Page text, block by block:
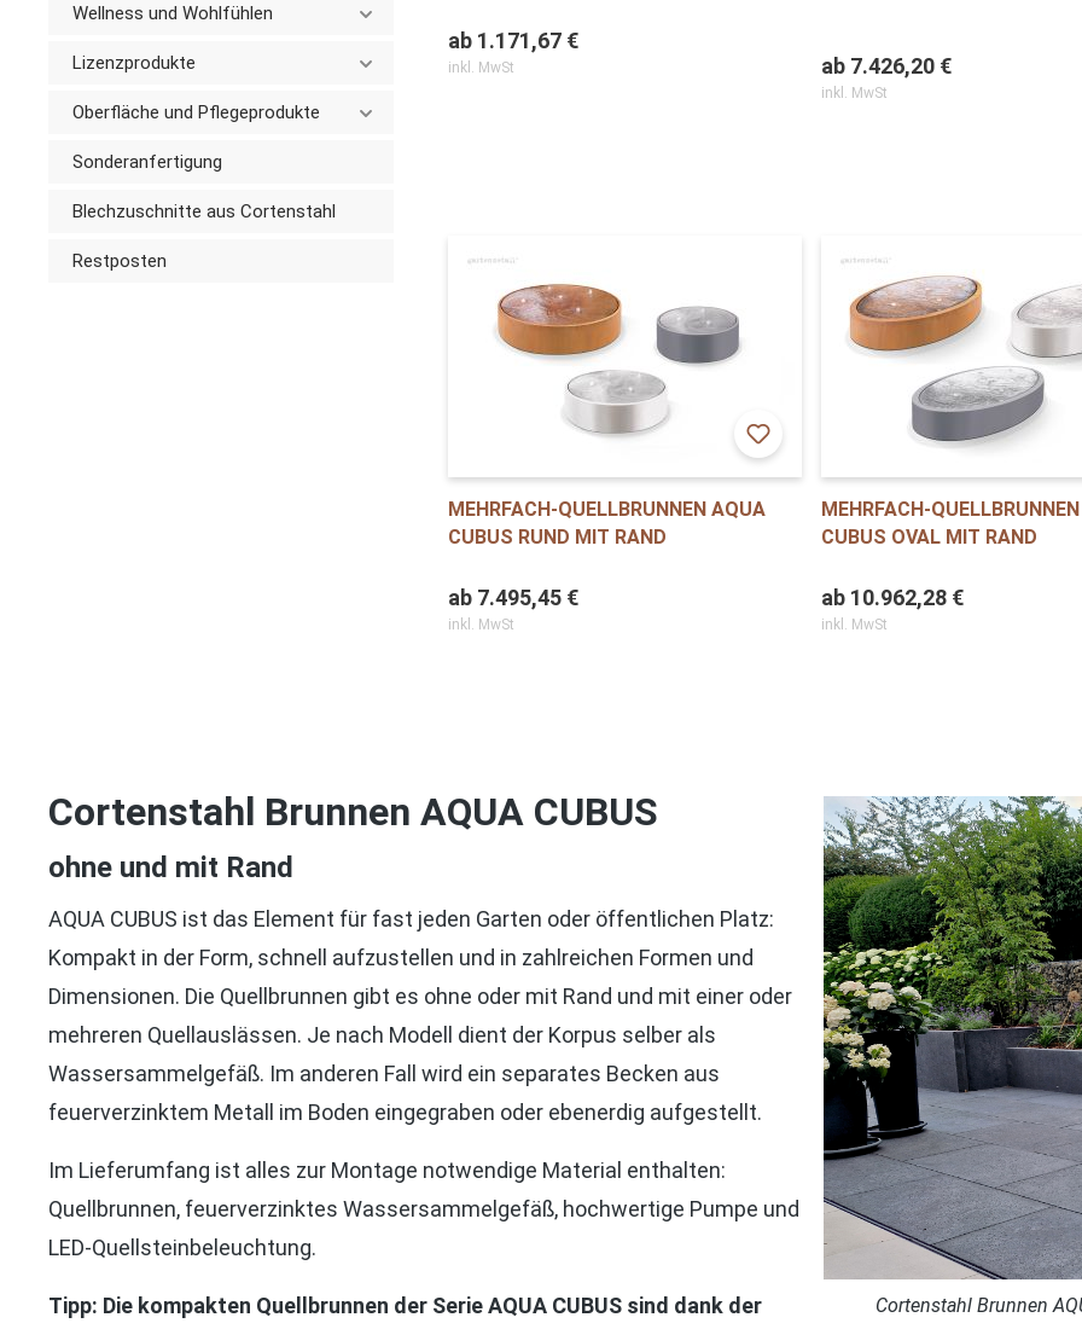
Wellness und Wohlfühlen
Lizenzprodukte
Oberfläche und Pflegeprodukte
Sonderanfertigung
Blechzuschnitte aus Cortenstahl
Restposten
ab 1.171,67 €
inkl. MwSt ab 7.426,20 €
inkl. MwSt
MEHRFACH-QUELLBRUNNEN AQUA
CUBUS RUND MIT RAND
ab 7.495,45 €
inkl. MwSt
MEHRFACH-
CUBUS OVAL MIT RAND
ab 10.962,28 €
inkl. MwSt
Cortenstahl Brunnen AQUA CUBUS
ohne und mit Rand
AQUA CUBUS ist das Element für fast jeden Garten oder öffentlichen Platz:
Kompakt in der Form, schnell aufzustellen und in zahlreichen Formen und
Dimensionen. Die Quellbrunnen gibt es ohne oder mit Rand und mit einer oder
mehreren Quellauslässen. Je nach Modell dient der Korpus selber als
Wassersammelgefäß. Im anderen Fall wird ein separates Becken aus
feuerverzinktem Metall im Boden eingegraben oder ebenerdig aufgestellt.
Im Lieferumfang ist alles zur Montage notwendige Material enthalten:
Quellbrunnen, feuerverzinktes Wassersammelgefäß, hochwertige Pumpe und
LED-Quellsteinbeleuchtung.
Tipp: Die kompakten Quellbrunnen der Serie AQUA CUBUS sind dank der
Cortenstahl Brunnen